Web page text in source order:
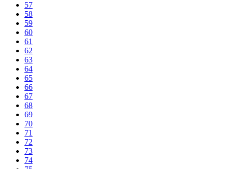
57
58
59
60
61
62
63
64
65
66
67
68
69
70
71
72
73
74